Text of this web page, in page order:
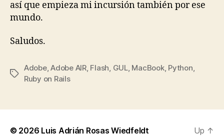
así que empieza mi incursión también por ese
mundo.
Saludos.
Tags
Adobe,Adobe AIR, Flash, GUL, MacBook, Python,
Ruby on Rails
© 2026 Luis Adrián Rosas Wiedfeldt Up ↑